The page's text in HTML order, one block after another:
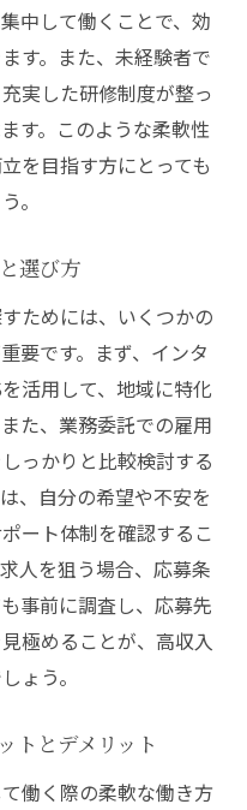
中して働くことで、効
す。また、未経験者で
実した研修制度が整っ
す。このような柔軟性
を目指す方にとっても
。
選び方
ためには、いくつかの
要です。まず、インタ
活用して、地域に特化
た、業務委託での雇用
っかりと比較検討する
、自分の希望や不安を
ート体制を確認するこ
人を狙う場合、応募条
事前に調査し、応募先
極めることが、高収入
ょう。
トとデメリット
働く際の柔軟な働き方